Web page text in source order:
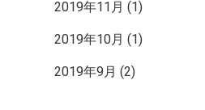
2019年11月 (1)
2019年10月 (1)
2019年9月 (2)